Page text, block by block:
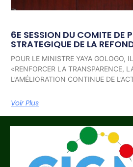
6E SESSION DU COMITE DE
STRATEGIQUE DE LA
POUR LE MINISTRE YAYA GOLOGO,
«RENFORCER LA TRANSPARENCE,
L’AMÉLIORATION CONTINUE DE
Voir Plus